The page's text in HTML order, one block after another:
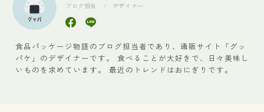
ブログ担当 / デザイナー
食品パッケージ物語のブログ担当者であり、通販サイト「グッ
パケ」のデザイナーです。 食べることが大好きで、日々美味し
いものを求めています。 最近のトレンドはおにぎりです。